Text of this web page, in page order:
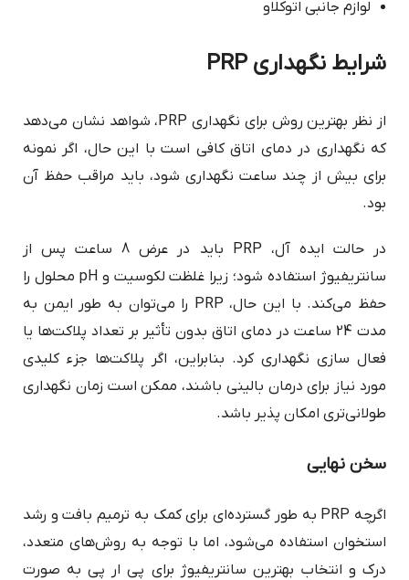
لوازم جانبی اتوکلاو
شرایط نگهداری PRP
از نظر بهترین روش برای نگهداری PRP، شواهد نشان می‌دهد
که نگهداری در دمای اتاق کافی است با این حال، اگر نمونه
برای بیش از چند ساعت نگهداری شود، باید مراقب حفظ آن
بود.
در حالت ایده آل، PRP باید در عرض 8 ساعت پس از
سانتریفیوژ استفاده شود؛ زیرا غلظت لکوسیت و pH محلول را
حفظ می‌کند. با این حال، PRP را می‌توان به طور ایمن به
مدت 24 ساعت در دمای اتاق بدون تأثیر بر تعداد پلاکت‌ها یا
فعال سازی نگهداری کرد. بنابراین، اگر پلاکت‌ها جزء کلیدی
مورد نیاز برای درمان بالینی باشند، ممکن است زمان نگهداری
طولانی‌تری امکان پذیر باشد.
سخن نهایی
اگرچه PRP به طور گسترده‌ای برای کمک به ترمیم بافت و رشد
استخوان استفاده می‌شود، اما با توجه به روش‌های متعدد،
درک و انتخاب بهترین سانتریفیوژ برای پی ار پی به صورت